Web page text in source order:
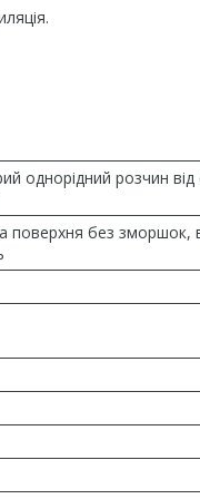
однорідний розчин
поверхня без зморшок,